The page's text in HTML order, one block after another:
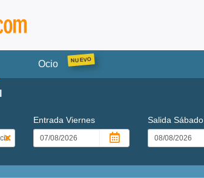
Ocio
Entrada Viernes SalidaSábado